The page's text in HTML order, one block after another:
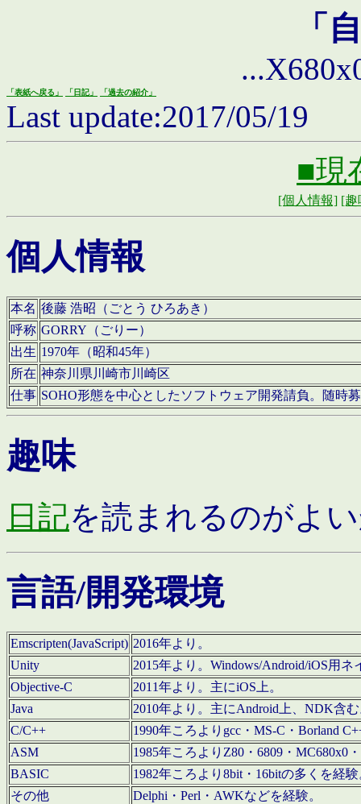
「
「表紙へ戻る」 「日記」 「過去の紹介」
Last update:2017/05/19
■現
[個人情報] [趣
個人情報
本名 後藤 浩昭（ごとう ひろあき）
呼称 GORRY（ごりー）
出生 1970年（昭和45年）
所在 神奈川県川崎市川崎区
仕事 SOHO形態を中心としたソフトウェア開発請負。随時
趣味
日記を読まれるのがよ
言語/開発環境
Emscripten(JavaScript) 2016年より。
Unity
2015年より。Windows/Android/iOS用
Objective-C
2011年より。主にiOS上。
Java
2010年より。主にAndroid上、NDK含
C/C++
1990年ころよりgcc・MS-C・Borland
ASM
1985年ころよりZ80・6809・MC680x0
BASIC
1982年ころより8bit・16bitの多くを経
その他
Delphi・Perl・AWKなどを経験。